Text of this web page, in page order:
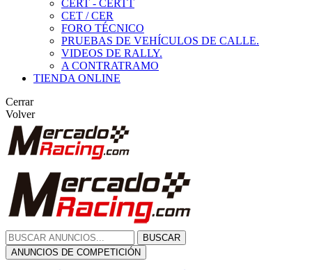
CERT - CERTT
CET / CER
FORO TÉCNICO
PRUEBAS DE VEHÍCULOS DE CALLE.
VIDEOS DE RALLY.
A CONTRATRAMO
TIENDA ONLINE
Cerrar
Volver
BUSCAR
ANUNCIOS DE COMPETICIÓN